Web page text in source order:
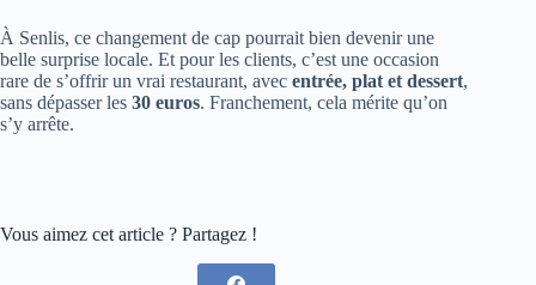
À Senlis, ce changement de cap pourrait bien devenir une
belle surprise locale. Et pour les clients, c’est une occasion
rare de s’offrir un vrai restaurant, avec entrée, plat et dessert,
sans dépasser les 30 euros. Franchement, cela mérite qu’on
s’y arrête.
Vous aimez cet article ? Partagez !